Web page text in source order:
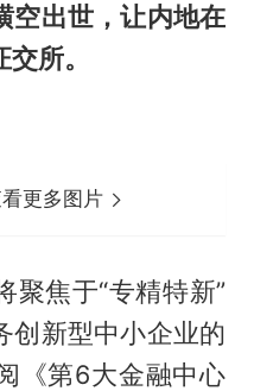
空出世，让内地在
所。
更多图片
聚焦于“专精特新”
创新型中小企业的
《第6大金融中心